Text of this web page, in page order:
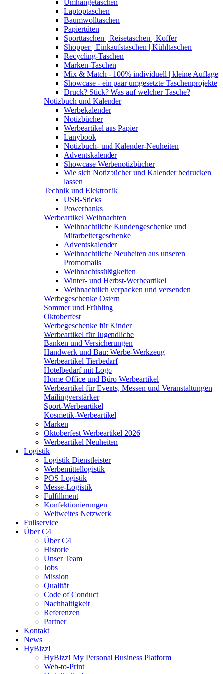
Umhängetaschen
Laptoptaschen
Baumwolltaschen
Papiertüten
Sporttaschen | Reisetaschen | Koffer
Shopper | Einkaufstaschen | Kühltaschen
Recycling-Taschen
Marken-Taschen
Mix & Match - 100% individuell | kleine Auflage
Showcase - ein paar umgesetzte Taschenprojekte
Druck? Stick? Was auf welcher Tasche?
Notizbuch und Kalender
Werbekalender
Notizbücher
Werbeartikel aus Papier
Lanybook
Notizbuch- und Kalender-Neuheiten
Adventskalender
Showcase Werbenotizbücher
Wie sich Notizbücher und Kalender bedrucken
lassen
Technik und Elektronik
USB-Sticks
Powerbanks
Werbeartikel Weihnachten
Weihnachtliche Kundengeschenke und
Mitarbeitergeschenke
Adventskalender
Weihnachtliche Neuheiten aus unseren
Promomails
Weihnachtssüßigkeiten
Winter- und Herbst-Werbeartikel
Weihnachtlich verpacken und versenden
Werbegeschenke Ostern
Sommer und Frühling
Oktoberfest
Werbegeschenke für Kinder
Werbeartikel für Jugendliche
Banken und Versicherungen
Handwerk und Bau: Werbe-Werkzeug
Werbeartikel Tierbedarf
Hotelbedarf mit Logo
Home Office und Büro Werbeartikel
Werbeartikel für Events, Messen und Veranstaltungen
Mailingverstärker
Sport-Werbeartikel
Kosmetik-Werbeartikel
Marken
Oktoberfest Werbeartikel 2026
Werbeartikel Neuheiten
Logistik
Logistik Dienstleister
Werbemittellogistik
POS Logistik
Messe-Logistik
Fulfillment
Konfektionierungen
Weltweites Netzwerk
Fullservice
Über C4
Über C4
Historie
Unser Team
Jobs
Mission
Qualität
Code of Conduct
Nachhaltigkeit
Referenzen
Partner
Kontakt
News
HyBizz!
HyBizz! My Personal Business Platform
Web-to-Print